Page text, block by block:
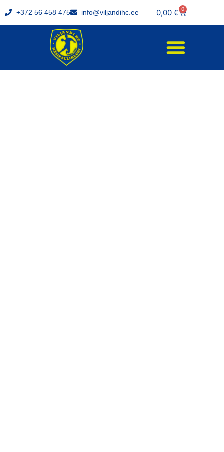
+372 56 458 475 info@viljandihc.ee 0,00 € 0